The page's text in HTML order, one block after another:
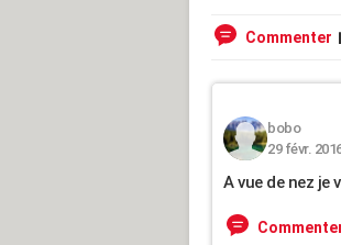
Commenter
bobo
29 févr.
A vue de nez je